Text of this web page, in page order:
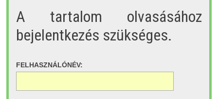
A tartalom olvasásához
bejelentkezés szükséges.
FELHASZNÁLÓNÉV: